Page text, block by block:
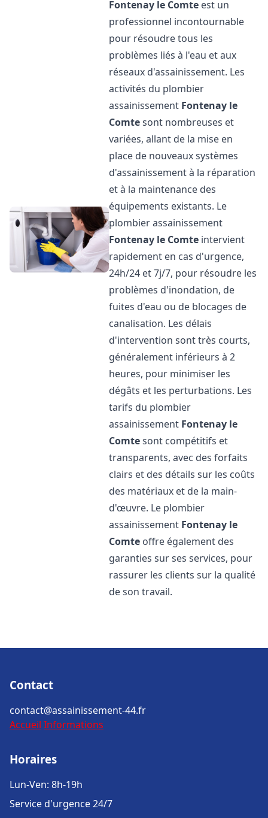
Fontenay le Comte est un
professionnel incontournable
pour résoudre tous les
problèmes liés à l'eau et aux
réseaux d'assainissement. Les
activités du plombier
assainissement Fontenay le
Comtesont nombreuses et
variées, allant de la mise en
place de nouveaux systèmes
d'assainissement à la réparation
et à la maintenance des
équipements existants. Le
plombier assainissement
Fontenay le Comte intervient
rapidement en cas d'urgence,
24h/24 et 7j/7, pour résoudre les
problèmes d'inondation, de
fuites d'eau ou de blocages de
canalisation. Les délais
d'intervention sont très courts,
généralement inférieurs à 2
heures, pour minimiser les
dégâts et les perturbations. Les
tarifs du plombier
assainissement Fontenay le
Comtesont compétitifs et
transparents, avec des forfaits
clairs et des détails sur les coûts
des matériaux et de la main-
d'œuvre. Le plombier
assainissement Fontenay le
Comte offre également des
garanties sur ses services, pour
rassurer les clients sur la qualité
de son travail.
Contact
contact@assainissement-44.fr
Accueil Informations
Horaires
Lun-Ven: 8h-19h
Service d'urgence 24/7